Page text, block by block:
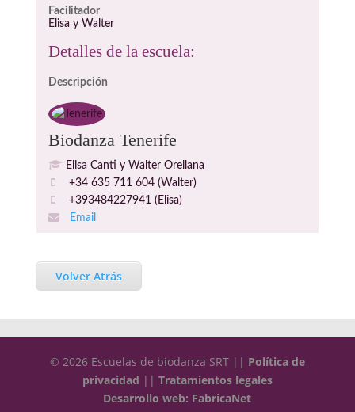
Facilitador
Elisa y Walter
Detalles de la escuela:
Descripción
Biodanza Tenerife
Elisa Canti y Walter Orellana
+34 635 711 604 (Walter)
+393484227941 (Elisa)
Email
Volver Atrás
© 2026 Escuelas de biodanza SRT || Política de
privacidad || Tratamientos legales
Desarrollo web: FabricaNet